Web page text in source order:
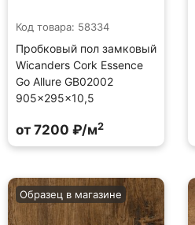
Код товара: 58334
Пробковый пол замковый
Wicanders Cork Essence
Go Allure GB02002
905×295×10,5
от 7200 ₽/м2
Образец в магазине